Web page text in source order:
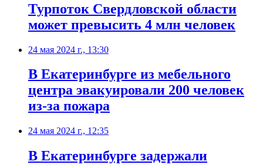
Турпоток Свердловской области
может превысить 4 млн человек
24 мая 2024 г., 13:30
В Екатеринбурге из мебельного
центра эвакуировали 200 человек
из-за пожара
24 мая 2024 г., 12:35
В Екатеринбурге задержали